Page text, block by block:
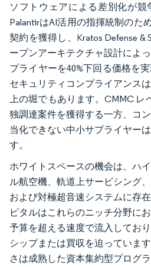
ソフトウェアによる差別化が競
PalantirはAI活用の指揮統制のた
契約を獲得し、Kratos Defense &
ープンアーキテクチャ設計によ
プライヤーを40%下回る価格を
セキュリティコンプライアンス
上の堀でもあります。CMMC レ
独調達案件を獲得する一方、コ
当化できない中小サプライヤー
す。
ホワイトスペースの機会は、ハ
ル航空機、軌道上サービシング
および対極超音速システムに存
ピタルはこれらのニッチ分野に
予算を超える速度で流入してお
シップまたは買収を迫っていま
さは成熟した資本集約型プログ